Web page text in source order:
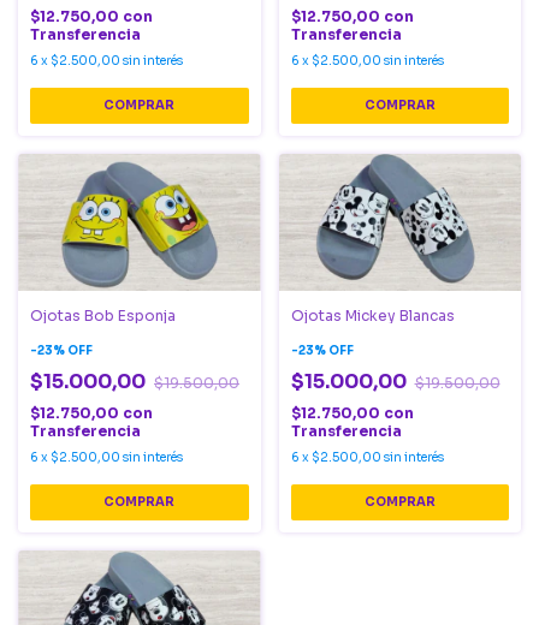
$12.750,00 con
Transferencia
6 x $2.500,00 sin interés
COMPRAR
$12.750,00 con
Transferencia
6 x $2.500,00 sin interés
COMPRAR
Ojotas Bob Esponja
-23% OFF
$15.000,00 $19.500,00
$12.750,00 con
Transferencia
6 x $2.500,00 sin interés
COMPRAR
Ojotas Mickey Blancas
-23% OFF
$15.000,00 $19.500,00
$12.750,00 con
Transferencia
6 x $2.500,00 sin interés
COMPRAR